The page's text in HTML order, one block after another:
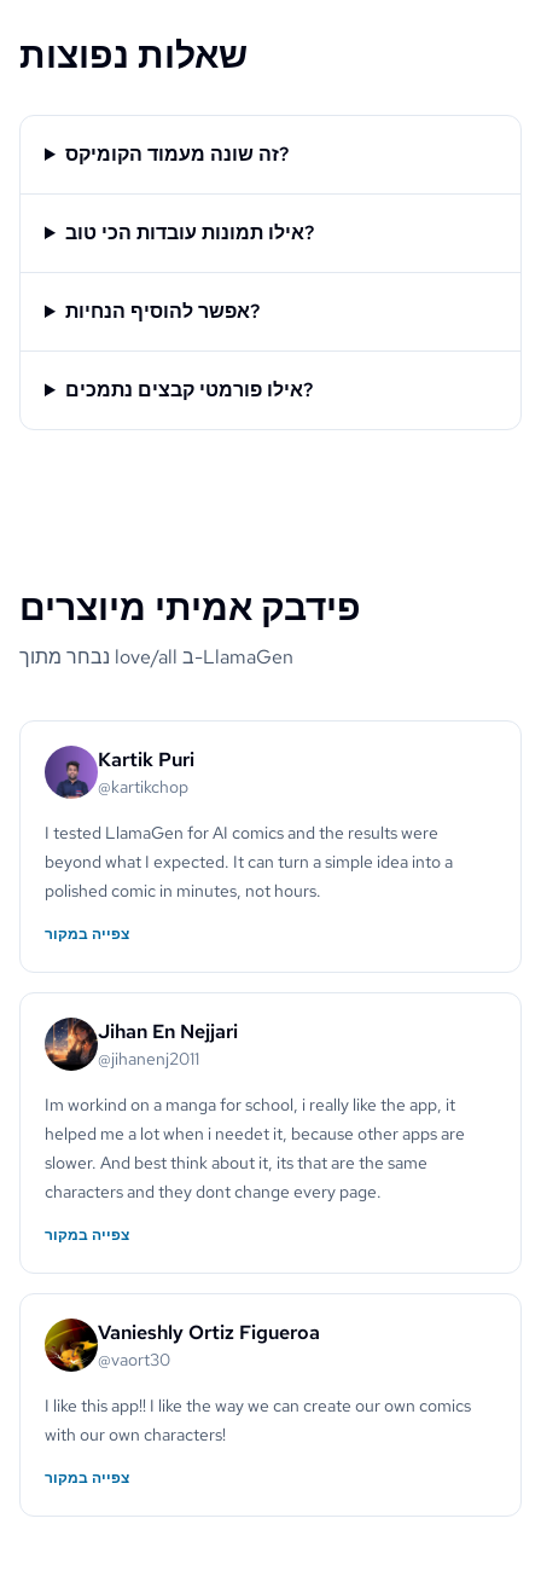
שאלות נפוצות
זה שונה מעמוד הקומיקס?
אילו תמונות עובדות הכי טוב?
אפשר להוסיף הנחיות?
אילו פורמטי קבצים נתמכים?
פידבק אמיתי מיוצרים
נבחר מתוך love/all ב-LlamaGen
Kartik Puri
@kartikchop
I tested LlamaGen for AI comics and the results were
beyond what I expected. It can turn a simple idea into a
polished comic in minutes, not hours.
צפייה במקור
Jihan En Nejjari
@jihanenj2011
Im workind on a manga for school, i really like the app, it
helped me a lot when i needet it, because other apps are
slower. And best think about it, its that are the same
characters and they dont change every page.
צפייה במקור
Vanieshly Ortiz Figueroa
@vaort30
I like this app!! I like the way we can create our own comics
with our own characters!
צפייה במקור